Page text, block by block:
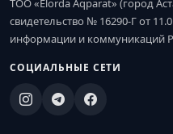
ТОО «Elorda Aqparat» (город
свидетельство № 16290-Г от
информации и коммуникаций
СОЦИАЛЬНЫЕ СЕТИ